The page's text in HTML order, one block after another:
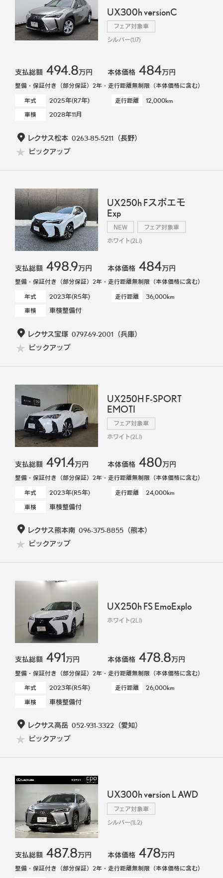
UX300h versionC
フェア対象車
シルバー(1J7)
支払総額 494.8万円 本体価格 484万円
整備・保証付き（部分保証）2年・走行距離無制限（本体価格に含む）
年式
2025年(R7年) 走行距離 12,000km
車検 2028年11月
レクサス松本 0263-85-5211 （長野）
ピックアップ
UX250h Fスポエモ
Exp
NEW フェア対象車
ホワイト(2LJ)
支払総額 498.9万円 本体価格 484万円
整備・保証付き（部分保証）2年・走行距離無制限（本体価格に含む）
年式
2023年(R5年) 走行距離 36,000km
車検 車検整備付
レクサス宝塚 0797-69-2001 （兵庫）
ピックアップ
UX250H F-SPORT
EMOTI
フェア対象車
ホワイト(2LJ)
支払総額 491.4万円 本体価格 480万円
整備・保証付き（部分保証）2年・走行距離無制限（本体価格に含む）
年式
2023年(R5年) 走行距離 24,000km
車検 車検整備付
レクサス熊本南 096-375-8855（熊本）
ピックアップ
UX250h FS EmoExplo
ホワイト(2LJ)
支払総額 491万円 本体価格 478.8万円
整備・保証付き（部分保証）2年・走行距離無制限（本体価格に含む）
年式
2023年(R5年) 走行距離 26,000km
車検 車検整備付
レクサス高岳 052-931-3322 （愛知）
ピックアップ
UX300h version L AWD
フェア対象車
シルバー(1L2)
支払総額 487.8万円 本体価格 478万円
整備・保証付き（部分保証）2年・走行距離無制限（本体価格に含む）